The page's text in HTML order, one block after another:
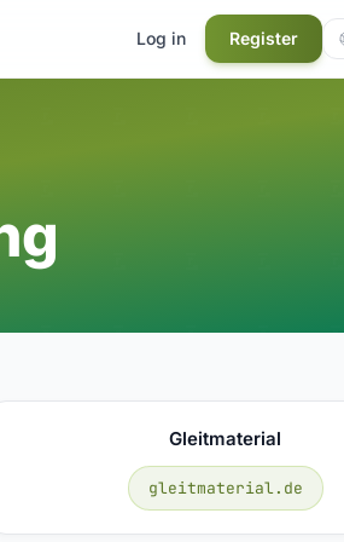
Log in Register
Gleitmaterial
gleitmaterial.de